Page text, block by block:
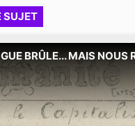
SUJET
BRÛLE... MAIS NOUS